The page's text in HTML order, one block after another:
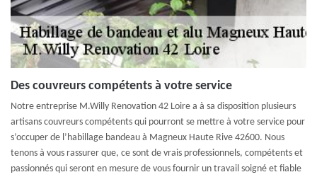
Des couvreurs compétents à votre service
Notre entreprise M.Willy Renovation 42 Loire a à sa disposition plusieurs
artisans couvreurs compétents qui pourront se mettre à votre service pour
s’occuper de l’habillage bandeau à Magneux Haute Rive 42600. Nous
tenons à vous rassurer que, ce sont de vrais professionnels, compétents et
passionnés qui seront en mesure de vous fournir un travail soigné et fiable